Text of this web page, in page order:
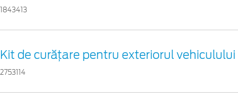
1843413
Kit de curățare pentru exteriorul vehiculului
2753114